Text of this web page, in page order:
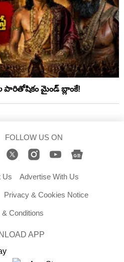
మైండ్‌ బ్లాంకే!
FOLLOW US ON
Us Advertise With Us
Privacy & Cookies Notice
& Conditions
APP